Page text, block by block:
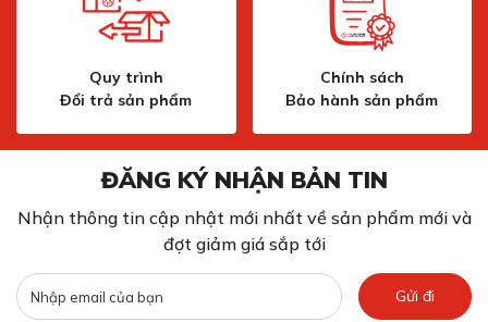
Quy trình
Đổi trả sản phẩm
Chính sách
Bảo hành sản phẩm
ĐĂNG KÝ NHẬN BẢN TIN
Nhận thông tin cập nhật mới nhất về sản phẩm mới và
đợt giảm giá sắp tới
Gửi đi